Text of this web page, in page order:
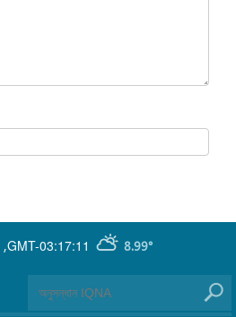
GMT-03:17:11 8.99°
,